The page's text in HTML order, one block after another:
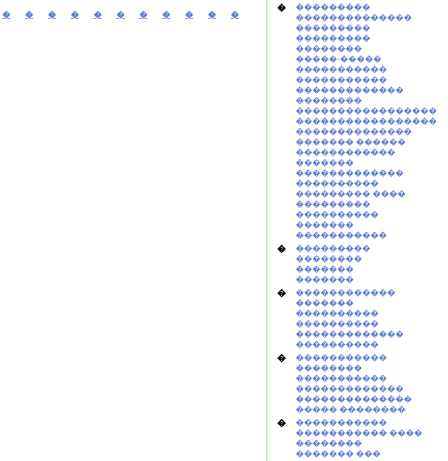
� � � � � � � � � � �
�
���������
��������������
���������
���������
��������
�����-�����
�����������
�����������
�������������
��������
�����������������
�����������������
��������������
������� ������
������������
�������
�������������
����������
��������� ����
���������
����������
�������
�����������
�
���������
��������
�������
�������
�
������������
�������
����������
����������
�������������
����������
�
�����������
��������
�����������
�������������
��������������
����� ��������
�
�����������
����������� ����
��������
������� ���